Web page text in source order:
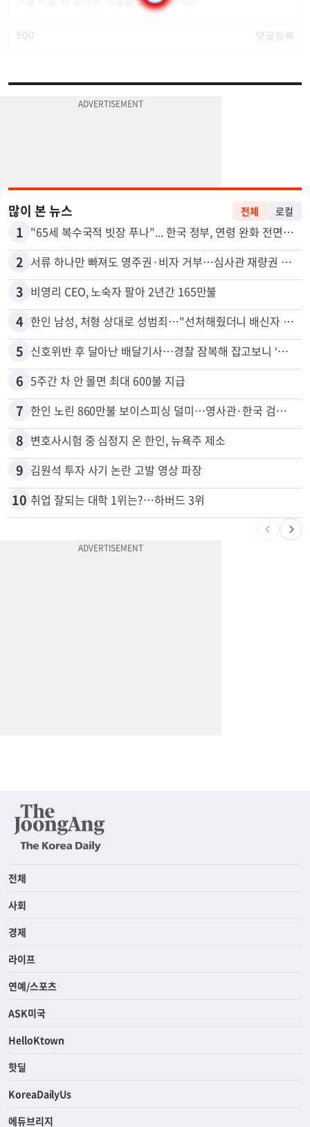
많이 본 뉴스 전체 로컬
1 "65세 복수국적 빗장 푸나"... 한국 정부, 연령 완화 전면 추진
2 서류 하나만 빠져도 영주권·비자 거부…심사관 재량권 대폭 확대
3 비영리 CEO, 노숙자 팔아 2년간 165만불
4 한인 남성, 처형 상대로 성범죄…"선처해줬더니 배신자 취급"
5 신호위반 후 달아난 배달기사…경찰 잠복해 잡고보니 ‘반전’
6 5주간 차 안 몰면 최대 600불 지급
7 한인 노린 860만불 보이스피싱 덜미…영사관·한국 검찰 사칭
8 변호사시험 중 심정지 온 한인, 뉴욕주 제소
9 김원석 투자 사기 논란 고발 영상 파장
10 취업 잘되는 대학 1위는?…하버드 3위
전체
사회
경제
라이프
연예/스포츠
ASK미국
HelloKtown
핫딜
KoreaDailyUs
에듀브리지